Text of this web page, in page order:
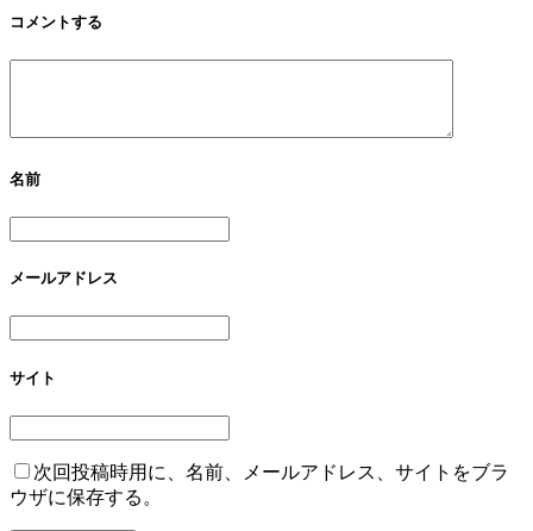
コメントする
名前
メールアドレス
サイト
次回投稿時用に、名前、メールアドレス、サイトをブラ
ウザに保存する。